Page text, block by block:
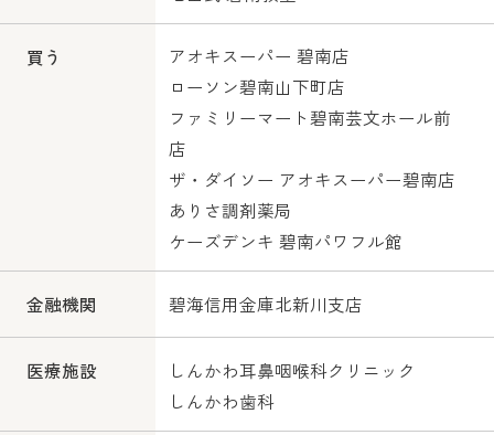
買う
アオキスーパー 碧南店
ローソン碧南山下町店
ファミリーマート碧南芸文ホール前
店
ザ・ダイソー アオキスーパー碧南店
ありさ調剤薬局
ケーズデンキ 碧南パワフル館
金融機関 碧海信用金庫北新川支店
医療施設
しんかわ耳鼻咽喉科クリニック
しんかわ歯科